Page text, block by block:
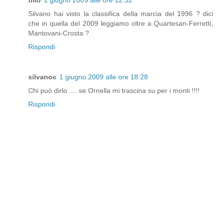
Silvano hai visto la classifica della marcia del 1996 ? dici
che in quella del 2009 leggiamo oltre a Quartesan-Ferretti,
Mantovani-Crosta ?
Rispondi
silvanoc 1 giugno 2009 alle ore 18:28
Chi può dirlo .... se Ornella mi trascina su per i monti !!!!
Rispondi